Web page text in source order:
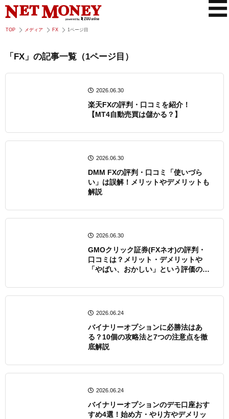
TOP メディア FX 1ページ目
「FX」の記事一覧（1ページ目）
2026.06.30
楽天FXの評判・口コミを紹介！
【MT4自動売買は儲かる？】
2026.06.30
DMM FXの評判・口コミ「使いづら
い」は誤解！メリットやデメリットも
解説
2026.06.30
GMOクリック証券(FXネオ)の評判・
口コミは？メリット・デメリットや
「やばい、おかしい」という評価の真
2026.06.24
バイナリーオプションに必勝法はあ
る？10個の攻略法と7つの注意点を徹
底解説
2026.06.24
バイナリーオプションのデモ口座おす
すめ4選！始め方・やり方やデメリッ